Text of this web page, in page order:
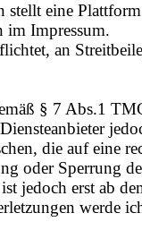
eine
im Impressum.
an
§ 7 Abs.1
die auf eine
oder Sperrung
jedoch erst ab
werde